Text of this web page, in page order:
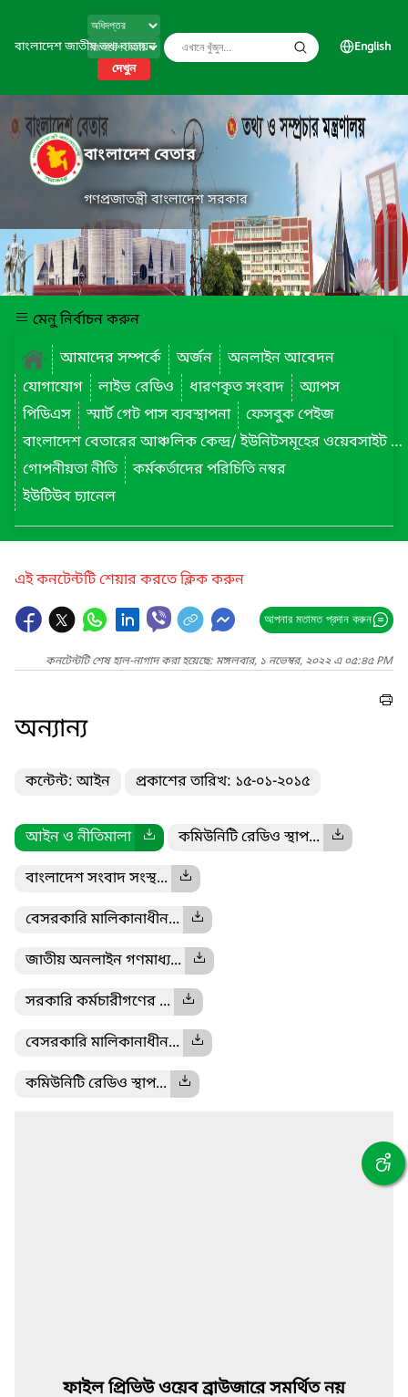
বাংলাদেশ জাতীয় তথ্য বাতায়ন
দেখুন
English
বাংলাদেশ বেতার
গণপ্রজাতন্ত্রী বাংলাদেশ সরকার
মেনু নির্বাচন করুন
আমাদের সম্পর্কে
অর্জন
অনলাইন আবেদন
যোগাযোগ
লাইভ রেডিও ধারণকৃত সংবাদ
অ্যাপস
পিডিএস
স্মার্ট গেট পাস ব্যবস্থাপনা
ফেসবুক পেইজ
বাংলাদেশ বেতারের আঞ্চলিক কেন্দ্র/ ইউনিটসমূহের ওয়েবসাইট লিংক
গোপনীয়তা নীতি
কর্মকর্তাদের পরিচিতি নম্বর
ইউটিউব চ্যানেল
এই কনটেন্টটি শেয়ার করতে ক্লিক করুন
আপনার মতামত প্রদান করুন
কনটেন্টটি শেষ হাল-নাগাদ করা হয়েছে: মঙ্গলবার, ১ নভেম্বর, ২০২২ এ ০৫:৪৫ PM
অন্যান্য
কন্টেন্ট: আইন প্রকাশের তারিখ: ১৫-০১-২০১৫
আইন ও নীতিমালা কমিউনিটি রেডিও স্থাপ...
বাংলাদেশ সংবাদ সংস্থ...
বেসরকারি মালিকানাধীন...
জাতীয় অনলাইন গণমাধ্য...
সরকারি কর্মচারীগণের ...
বেসরকারি মালিকানাধীন...
কমিউনিটি রেডিও স্থাপ...
ফাইল প্রিভিউ ওয়েব ব্রাউজারে সমর্থিত নয়